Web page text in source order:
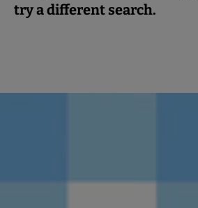
try a different search.